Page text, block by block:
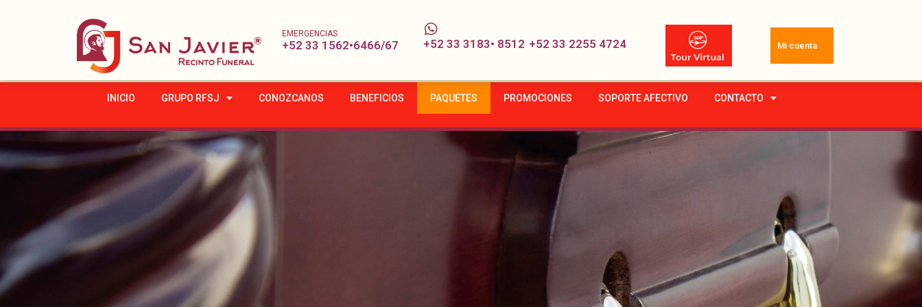
EMERGENCIAS
+52 33 1562•6466/67 +52 33 3183• 8512 +52 33 2255 4724 Mi cuenta
INICIO GRUPO RFSJ CONOZCANOS BENEFICIOS PAQUETES PROMOCIONES SOPORTE AFECTIVO CONTACTO